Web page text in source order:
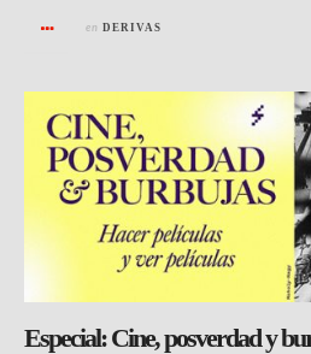
en DERIVAS
Especial: Cine, posverdad y